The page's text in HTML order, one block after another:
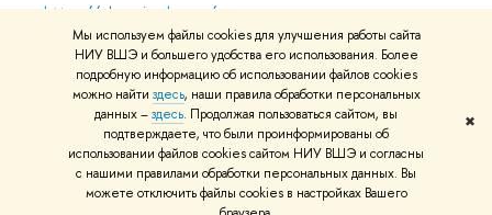
Мы используем файлы cookies для улучшения работы сайта
НИУ ВШЭ и большего удобства его использования. Более
подробную информацию об использовании файлов cookies
можно найти здесь, наши правила обработки персональных
данных –здесь. Продолжая пользоваться сайтом, вы
подтверждаете, что были проинформированы об
использовании файлов cookies сайтом НИУ ВШЭ и согласны
с нашими правилами обработки персональных данных. Вы
можете отключить файлы cookies в настройках Вашего
✖
https://elearning.hse.ru/mooc
Массовые открытые онлайн-курсы
© НИУ ВШЭ 1993–2026 Адреса и контактыУсловия
использования материаловПолитика конфиденциальности
Карта сайта
Редактору